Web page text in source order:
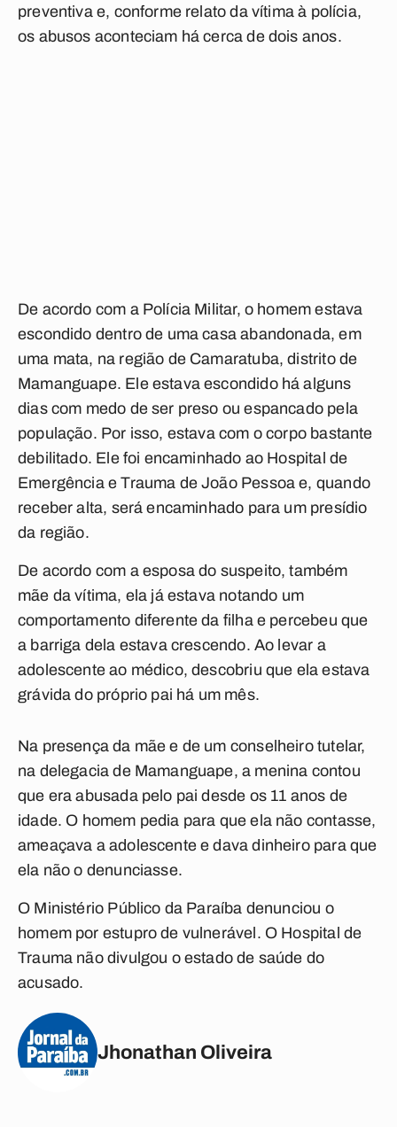
preventiva e, conforme relato da vítima à polícia,
os abusos aconteciam há cerca de dois anos.
De acordo com a Polícia Militar, o homem estava
escondido dentro de uma casa abandonada, em
uma mata, na região de Camaratuba, distrito de
Mamanguape. Ele estava escondido há alguns
dias com medo de ser preso ou espancado pela
população. Por isso, estava com o corpo bastante
debilitado. Ele foi encaminhado ao Hospital de
Emergência e Trauma de João Pessoa e, quando
receber alta, será encaminhado para um presídio
da região.
De acordo com a esposa do suspeito, também
mãe da vítima, ela já estava notando um
comportamento diferente da filha e percebeu que
a barriga dela estava crescendo. Ao levar a
adolescente ao médico, descobriu que ela estava
grávida do próprio pai há um mês.
Na presença da mãe e de um conselheiro tutelar,
na delegacia de Mamanguape, a menina contou
que era abusada pelo pai desde os 11 anos de
idade. O homem pedia para que ela não contasse,
ameaçava a adolescente e dava dinheiro para que
ela não o denunciasse.
O Ministério Público da Paraíba denunciou o
homem por estupro de vulnerável. O Hospital de
Trauma não divulgou o estado de saúde do
acusado.
Jhonathan Oliveira